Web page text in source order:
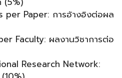
per Paper: การอ้างอิงต่อผล
Faculty: ผลงานวิชาการต่อ
Research Network: